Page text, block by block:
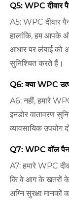
Q5: WPC दीवार
A5: WPC दीवार
हालांकि, हम आपके
आधार पर लंबाई को
सुनिश्चित करते हैं।
Q6: क्या WPC
A6: नहीं, हमारे
इनडोर वातावरण
व्यावसायिक उपयोग
Q7: WPC वॉल
A7: हमारे WPC
कि वे आग के खतरों के
अग्नि सुरक्षा